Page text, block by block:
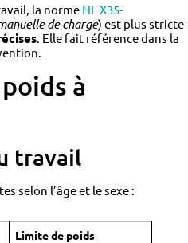
la norme NF X35-
de charge) est plus stricte
. Elle fait référence dans la
à
travail
selon l’âge et le sexe :
Limite de poids